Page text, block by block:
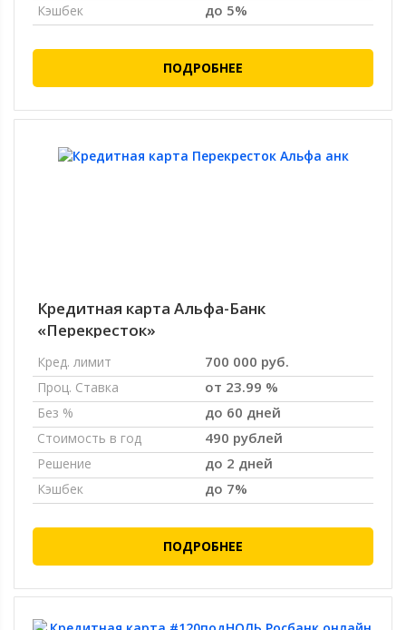
Кэшбек до 5%
ПОДРОБНЕЕ
Кредитная карта Альфа-Банк
«Перекресток»
Кред. лимит 700 000 руб.
Проц. Ставка от 23.99 %
Без % до 60 дней
Стоимость в год 490 рублей
Решение до 2 дней
Кэшбек до 7%
ПОДРОБНЕЕ